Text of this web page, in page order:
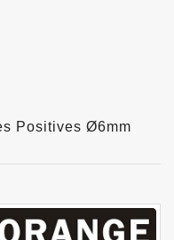
Positives Ø6mm